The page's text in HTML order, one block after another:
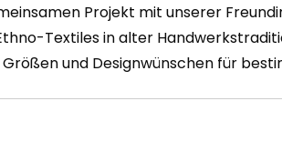
Projekt mit unserer
Textiles in alter
und Designwünschen für